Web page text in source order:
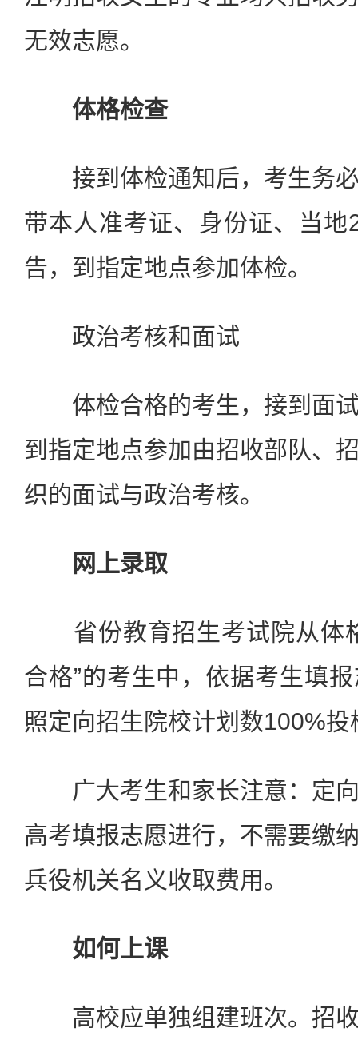
无效志愿。
体格检查
接到体检通知后，考生务必
带本人准考证、身份证、当
告，到指定地点参加体检。
政治考核和面试
体检合格的考生，接到面试
到指定地点参加由招收部队、
织的面试与政治考核。
网上录取
省份教育招生考试院从体
合格”的考生中，依据考生填
照定向招生院校计划数100%投
广大考生和家长注意：定向
高考填报志愿进行，不需要缴
兵役机关名义收取费用。
如何上课
高校应单独组建班次。招收